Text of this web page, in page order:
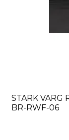
STARK VARG
BR-RWF-06